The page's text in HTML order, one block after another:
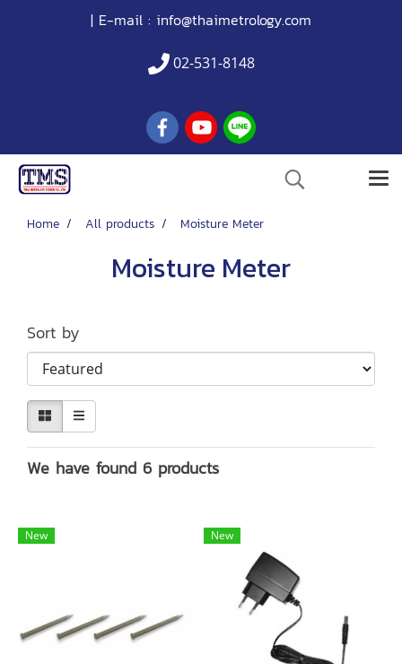
| E-mail : info@thaimetrology.com
02-531-8148
Home All products Moisture Meter
Moisture Meter
Sort by
We have found 6 products
New New